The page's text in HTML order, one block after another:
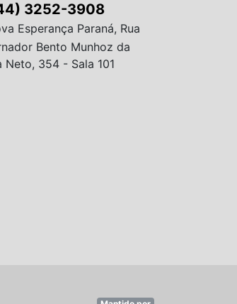
3252-3908
Esperança Paraná, Rua
Bento Munhoz da
Neto, 354 - Sala 101